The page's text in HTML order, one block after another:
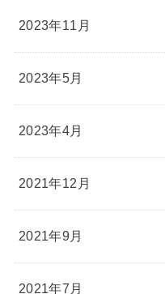
2023年11月
2023年5月
2023年4月
2021年12月
2021年9月
2021年7月